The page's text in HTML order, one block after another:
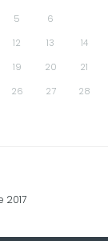
5 6
12 13 14
19 20 21
26 27 28
2017